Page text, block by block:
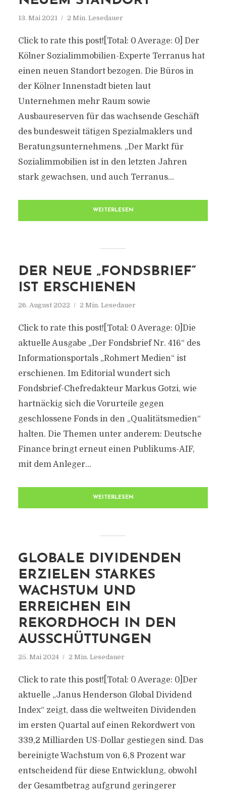
13. Mai 2021 2 Min. Lesedauer
Click to rate this post![Total: 0 Average: 0] Der
Kölner Sozialimmobilien-Experte Terranus hat
einen neuen Standort bezogen. Die Büros in
der Kölner Innenstadt bieten laut
Unternehmen mehr Raum sowie
Ausbaureserven für das wachsende Geschäft
des bundesweit tätigen Spezialmaklers und
Beratungsunternehmens. „Der Markt für
Sozialimmobilien ist in den letzten Jahren
stark gewachsen, und auch Terranus...
WEITERLESEN
DER NEUE „FONDSBRIEF“
IST ERSCHIENEN
26. August 2022 2 Min. Lesedauer
Click to rate this post![Total: 0 Average: 0]Die
aktuelle Ausgabe „Der Fondsbrief Nr. 416“ des
Informationsportals „Rohmert Medien“ ist
erschienen. Im Editorial wundert sich
Fondsbrief-Chefredakteur Markus Gotzi, wie
hartnäckig sich die Vorurteile gegen
geschlossene Fonds in den „Qualitätsmedien“
halten. Die Themen unter anderem: Deutsche
Finance bringt erneut einen Publikums-AIF,
mit dem Anleger...
WEITERLESEN
GLOBALE DIVIDENDEN
ERZIELEN STARKES
WACHSTUM UND
ERREICHEN EIN
REKORDHOCH IN DEN
AUSSCHÜTTUNGEN
25. Mai 2024 2 Min. Lesedauer
Click to rate this post![Total: 0 Average: 0]Der
aktuelle „Janus Henderson Global Dividend
Index“ zeigt, dass die weltweiten Dividenden
im ersten Quartal auf einen Rekordwert von
339,2 Milliarden US-Dollar gestiegen sind. Das
bereinigte Wachstum von 6,8 Prozent war
entscheidend für diese Entwicklung, obwohl
der Gesamtbetrag aufgrund geringerer